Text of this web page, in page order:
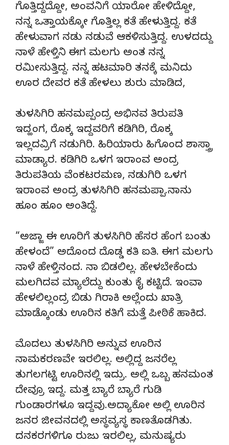
ಗೊತ್ತಿದ್ದದ್ದೋ, ಅಂವನಿಗೆ ಯಾರೋ ಹೇಳಿದ್ದೋ,
ನನ್ನ ಒತ್ತಾಯಕ್ಕೋ ಗೊತ್ತಿಲ್ಲ ಕತೆ ಹೇಳುತ್ತಿದ್ದ. ಕತೆ
ಹೇಳುವಾಗ ನಡು ನಡುವೆ ಆಕಳಿಸುತ್ತಿದ್ದ. ಉಳದದ್ದು
ನಾಳೆ ಹೇಳ್ತಿನಿ ಈಗ ಮಲಗು ಅಂತ ನನ್ನ
ರಮೀಸುತ್ತಿದ್ದ. ನನ್ನ ಹಟಮಾರಿ ತನಕ್ಕೆ ಮನಿದು
ಊರ ದೇವರ ಕತೆ ಹೇಳಲು ಶುರು ಮಾಡಿದ,
ತುಳಸಿಗಿರಿ ಹನಮಪ್ಪಂದ್ರ ಅಭಿನವ ತಿರುಪತಿ
ಇದ್ಹಂಗ, ರೊಕ್ಕ ಇದ್ದವರಿಗೆ ಕಡಿಗಿರಿ, ರೊಕ್ಕ
ಇಲ್ಲದವ್ರಿಗೆ ನಡುಗಿರಿ. ಹಿರಿಯಾರು ಹಿಗೊಂದ ಶಾಸ್ತ್ರಾ
ಮಾಡ್ಯಾರ. ಕಡಿಗಿರಿ ಒಳಗ ಇರಾಂವ ಅಂದ್ರ
ತಿರುಪತಿಯ ವೆಂಕಟರಮಣ, ನಡುಗಿರಿ ಒಳಗ
ಇರಾಂವ ಅಂದ್ರ ತುಳಸಿಗಿರಿ ಹನಮಪ್ಪಾ.ನಾನು
ಹೂಂ ಹೂಂ ಅಂತಿದ್ದೆ.
“ಅಜ್ಜಾ ಈ ಊರಿಗೆ ತುಳಸಿಗಿರಿ ಹೆಸರ ಹೆಂಗ ಬಂತು
ಹೇಳಂದೆ” ಅದೊಂದ ದೊಡ್ಡ ಕತಿ ಐತಿ. ಈಗ ಮಲಗು
ನಾಳೆ ಹೇಳ್ತಿನಂದ. ನಾ ಬಿಡಲಿಲ್ಲ. ಹೇಳಬೇಕೆಂದು
ಮಲಗಿದವ ಮ್ಯಾಲೆದ್ದು ಕುಂತು ಕೈ ಕಟ್ಟಿದೆ. ಇಂವಾ
ಹೇಳಲಿಲ್ಲಂದ್ರ ಬಿಡು ಗಿರಾಕಿ ಅಲ್ಲೆಂದು ಖಾತ್ರಿ
ಮಾಡ್ಕೊಂಡು ಊರಿನ ಕತಿಗೆ ಮತ್ತೆ ಪೀಠಿಕೆ ಹಾಕಿದ.
ಮೊದಲು ತುಳಸಿಗಿರಿ ಅನ್ನುವ ಊರಿನ
ನಾಮಕರಣವೇ ಇರಲಿಲ್ಲ. ಅಲ್ಲಿದ್ದ ಜನರೆಲ್ಲ
ತುಗಲಗಟ್ಟಿ ಊರಿನಲ್ಲಿ ಇದ್ರು. ಅಲ್ಲಿ ಒಬ್ಬ ಹನಮಂತ
ದೇವ್ರೂ ಇದ್ದ. ಮತ್ತ ಬ್ಯಾರೆ ಬ್ಯಾರೆ ಗುಡಿ
ಗುಂಡಾರಗಳೂ ಇದ್ದವು.ಅದ್ಯಾಕೋ ಅಲ್ಲಿ ಊರಿನ
ಜನರ ಜೀವನದಲ್ಲಿ ಅಸ್ಥವ್ಯಸ್ಥ ಕಾಣತೊಡಗಿತು.
ದನಕರಗಳಿಗೂ ರುಜು ಇರಲಿಲ್ಲ, ಮನುಷ್ಯರು